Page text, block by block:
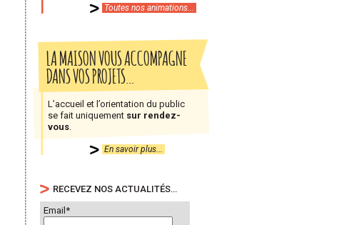
Toutes nos animations...
LA MAISON VOUS ACCOMPAGNE
DANS VOS PROJETS…
L’accueil et l’orientation du public
se fait uniquement sur rendez-
vous
En savoir plus...
RECEVEZ NOS ACTUALITÉS…
Email*